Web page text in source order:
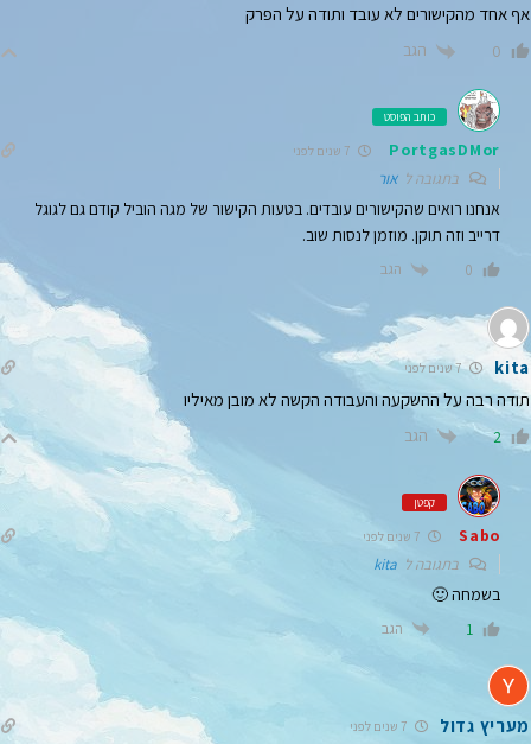
אף אחד מהקישורים לא עובד ותודה על הפרק
0 הגב
כותב הפוסט
PortgasDMor
בתגובה לאור
אנחנו רואים שהקישורים עובדים. בטעות הקישור של מגה הוביל קודם גם לגוגל
דרייב וזה תוקן. מוזמן לנסות שוב.
0 הגב
kita 7 שנים לפני
תודה רבה על ההשקעה והעבודה הקשה לא מובן מאיליו
2 הגב
קפטן
Sabo
בתגובה ל kita
בשמחה 🙂
1 הגב
מעריץ גדול